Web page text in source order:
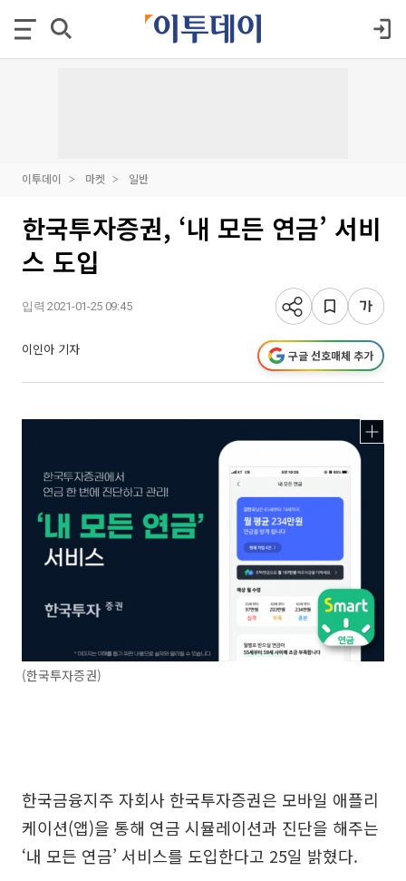
이투데이 마켓 일반
한국투자증권, ‘내 모든 연금’ 서비
스 도입
입력 2021-01-25 09:45
이인아 기자 구글 선호매체 추가
(한국투자증권)
한국금융지주 자회사 한국투자증권은 모바일 애플리
케이션(앱)을 통해 연금 시뮬레이션과 진단을 해주는
‘내 모든 연금’ 서비스를 도입한다고 25일 밝혔다.